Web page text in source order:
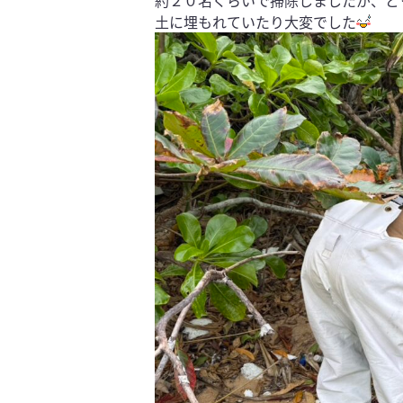
土に埋もれていたり大変でした